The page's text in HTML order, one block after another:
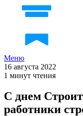
Меню
16 августа 2022
1 минут чтения
С днем
работники